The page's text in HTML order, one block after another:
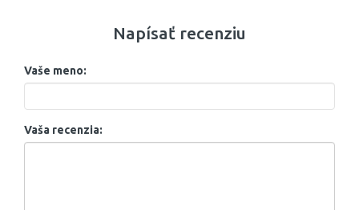
Napísať recenziu
Vaše meno:
Vaša recenzia: